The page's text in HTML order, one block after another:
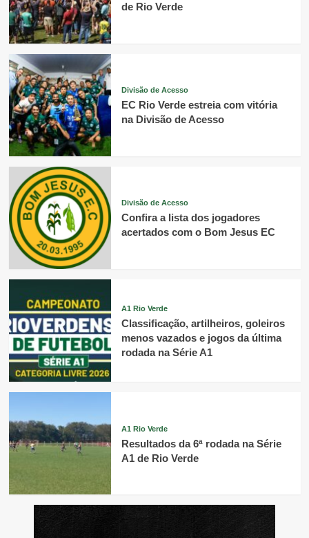
de Rio Verde
Divisão de Acesso
EC Rio Verde estreia com vitória
na Divisão de Acesso
Divisão de Acesso
Confira a lista dos jogadores
acertados com o Bom Jesus EC
A1 Rio Verde
Classificação, artilheiros, goleiros
menos vazados e jogos da última
rodada na Série A1
A1 Rio Verde
Resultados da 6ª rodada na Série
A1 de Rio Verde